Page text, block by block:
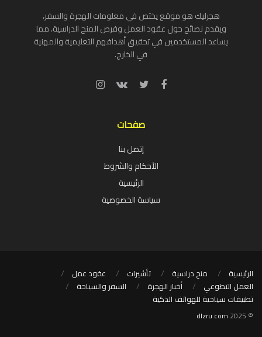
هجرليك هو موقع يختص في معلومات الهجرة والسفر،
ويقدم نصائح حول عقود العمل وفرص المنح الدراسية، مما
يساعد المستخدمين في تحقيق أهدافهم التعليمية والمهنية
في الخارج.
صفحات
إتصل بنا
الأحكام والشروط
الرئيسية
سياسة الخصوصية
الرئيسية منح دراسية تأشيرات
عقود عمل
العمل التطوعي
أخبار الهجرة
السفر والسياحة
تطبيقات سياحية للهواتف الذكية
© 2025
dlzru.com